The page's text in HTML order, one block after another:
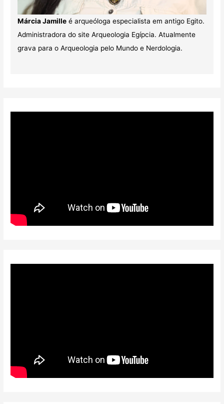
Márcia Jamilleé arqueóloga especialista em antigo Egito.
Administradora do site Arqueologia Egípcia. Atualmente
grava para o Arqueologia pelo Mundo e Nerdologia.